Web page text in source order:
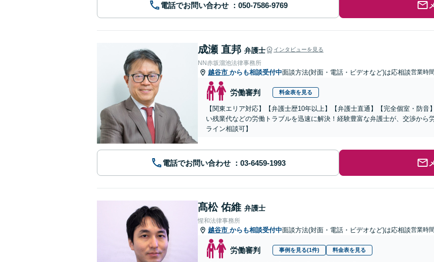
電話でお問い合わせ
成瀬 直邦 弁護士 インタビューを見る
NN赤坂溜池法律事務所
越谷市 からも相談受付中面談方法(対面・電話・ビデオなど)は応相談営業時
労働審判 料金表を見る
【関東エリア対応】【弁護士歴10年以上】【弁護士直通】【完全個室・防
い残業代などの労働トラブルを迅速に解決！経験豊富な弁護士が、交渉から
ライン相談可】
電話でお問い合わせ
髙松 佑維 弁護士
惺和法律事務所
越谷市 からも相談受付中面談方法(対面・電話・ビデオなど)は応相談営業時
労働審判 事例を見る(1件) 料金表を見る